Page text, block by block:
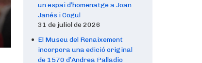
un espai d’homenatge a Joan
Janés i Cogul
31 de juliol de 2026
El Museu del Renaixement
incorpora una edició original
de 1570 d’Andrea Palladio